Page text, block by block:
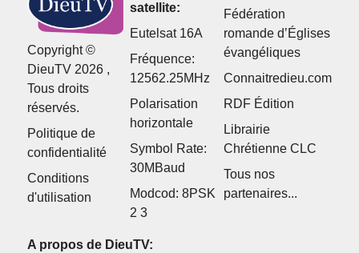
Copyright ©
DieuTV 2026 ,
Tous droits
réservés.
Politique de
confidentialité
Conditions
d'utilisation
satellite:
Eutelsat 16A
Fréquence:
12562.25MHz
Polarisation
horizontale
Symbol Rate:
30MBaud
Modcod: 8PSK
2 3
Fédération
romande d’Églises
évangéliques
Connaitredieu.com
RDF Édition
Librairie
Chrétienne CLC
Tous nos
partenaires...
A propos de DieuTV: